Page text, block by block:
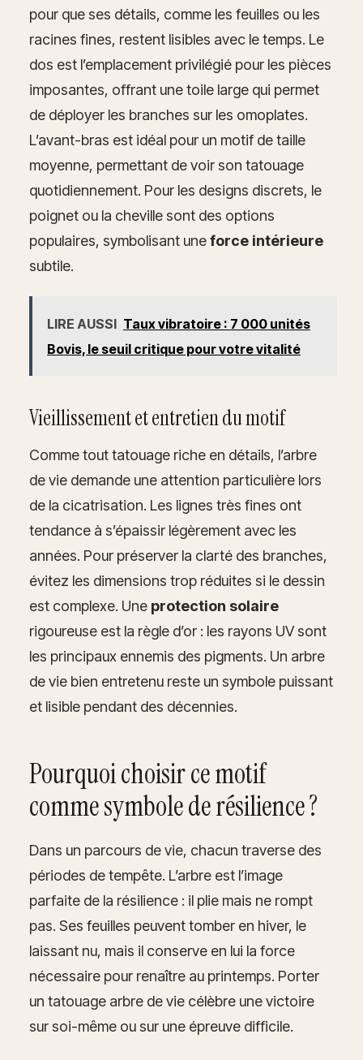
pour que ses détails, comme les feuilles ou les
racines fines, restent lisibles avec le temps. Le
dos est l’emplacement privilégié pour les pièces
imposantes, offrant une toile large qui permet
de déployer les branches sur les omoplates.
L’avant-bras est idéal pour un motif de taille
moyenne, permettant de voir son tatouage
quotidiennement. Pour les designs discrets, le
poignet ou la cheville sont des options
populaires, symbolisant uneforce intérieure
subtile.
LIRE AUSSI Taux vibratoire : 7 000 unités
Bovis, le seuil critique pour votre vitalité
Vieillissement et entretien du motif
Comme tout tatouage riche en détails, l’arbre
de vie demande une attention particulière lors
de la cicatrisation. Les lignes très fines ont
tendance à s’épaissir légèrement avec les
années. Pour préserver la clarté des branches,
évitez les dimensions trop réduites si le dessin
est complexe. Une protection solaire
rigoureuse est la règle d’or : les rayons UV sont
les principaux ennemis des pigments. Un arbre
de vie bien entretenu reste un symbole puissant
et lisible pendant des décennies.
Pourquoi choisir ce motif
comme symbole de résilience ?
Dans un parcours de vie, chacun traverse des
périodes de tempête. L’arbre est l’image
parfaite de la résilience : il plie mais ne rompt
pas. Ses feuilles peuvent tomber en hiver, le
laissant nu, mais il conserve en lui la force
nécessaire pour renaître au printemps. Porter
un tatouage arbre de vie célèbre une victoire
sur soi-même ou sur une épreuve difficile.